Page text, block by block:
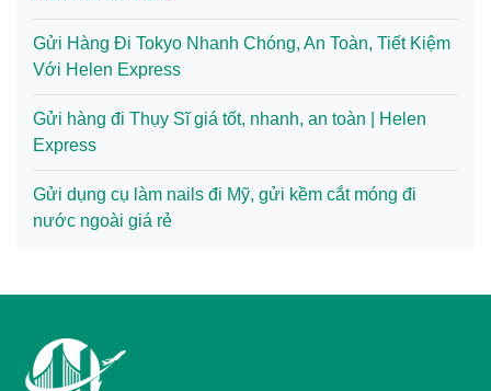
Gửi Hàng Đi Tokyo Nhanh Chóng, An Toàn, Tiết Kiệm
Với Helen Express
Gửi hàng đi Thụy Sĩ giá tốt, nhanh, an toàn | Helen
Express
Gửi dụng cụ làm nails đi Mỹ, gửi kềm cắt móng đi
nước ngoài giá rẻ